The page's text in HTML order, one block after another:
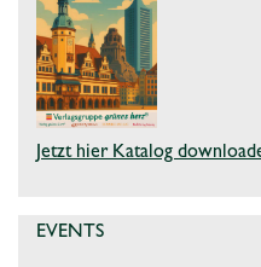
Jetzt hier Katalog
EVENTS